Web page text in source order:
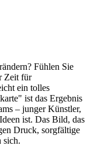
Fühlen Sie
Zeit für
ein tolles
ist das Ergebnis
– junger Künstler,
ist. Das Bild, das
Druck, sorgfältige
sich.